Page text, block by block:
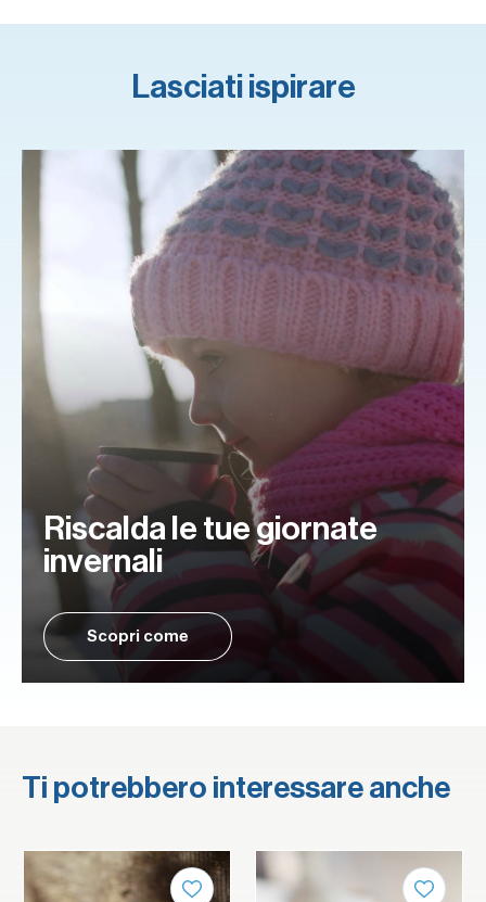
Lasciati ispirare
Riscalda le tue giornate
invernali
Scopri come
Ti potrebbero interessare anche